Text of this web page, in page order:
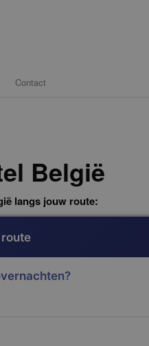
Contact
België
langs jouw route: